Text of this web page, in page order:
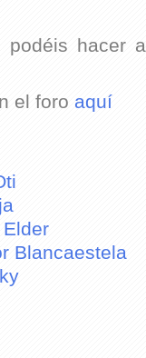
podéis hacer
el foro aquí
Blancaestela